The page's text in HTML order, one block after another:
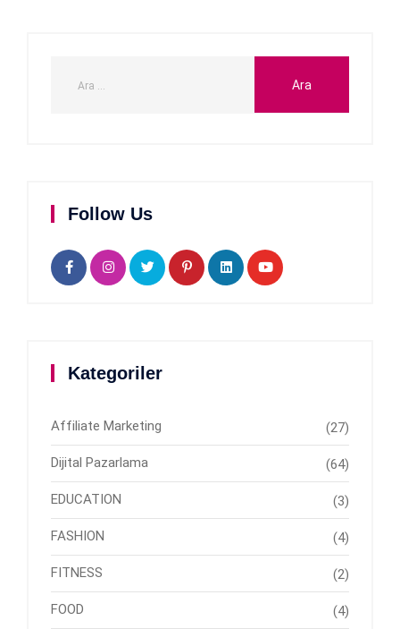
Follow Us
Kategoriler
Affiliate Marketing (27)
Dijital Pazarlama (64)
EDUCATION (3)
FASHION (4)
FITNESS (2)
FOOD (4)